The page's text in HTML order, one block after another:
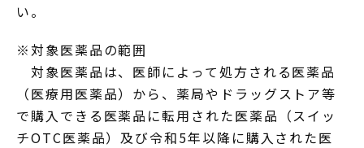
い。
※対象医薬品の範囲
対象医薬品は、医師によって処方される医薬品
（医療用医薬品）から、薬局やドラッグストア等
で購入できる医薬品に転用された医薬品（スイッ
チOTC医薬品）及び令和5年以降に購入された医